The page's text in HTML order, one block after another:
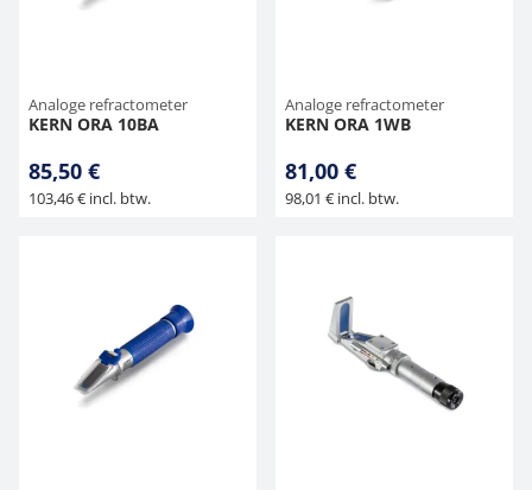
Analoge refractometer
KERN ORA 10BA
85,50 €
103,46 € incl. btw.
Analoge refractometer
KERN ORA 1WB
81,00 €
98,01 € incl. btw.